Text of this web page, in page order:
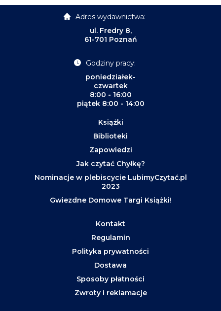
Adres wydawnictwa:
ul. Fredry 8,
61-701 Poznań
Godziny pracy:
poniedziałek-
czwartek
8:00 - 16:00
piątek 8:00 - 14:00
Książki
Biblioteki
Zapowiedzi
Jak czytać Chyłkę?
Nominacje w plebiscycie LubimyCzytać.pl
2023
Gwiezdne Domowe Targi Książki!
Kontakt
Regulamin
Polityka prywatności
Dostawa
Sposoby płatności
Zwroty i reklamacje